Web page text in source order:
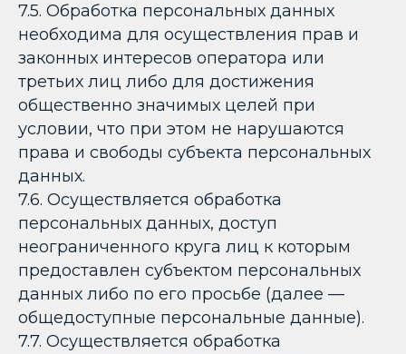
7.5. Обработка персональных данных
необходима для осуществления прав и
законных интересов оператора или
третьих лиц либо для достижения
общественно значимых целей при
условии, что при этом не нарушаются
права и свободы субъекта персональных
данных.
7.6. Осуществляется обработка
персональных данных, доступ
неограниченного круга лиц к которым
предоставлен субъектом персональных
данных либо по его просьбе (далее —
общедоступные персональные данные).
7.7. Осуществляется обработка